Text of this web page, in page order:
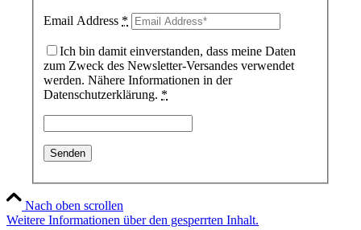
Email Address *
Ich bin damit einverstanden, dass meine Daten
zum Zweck des Newsletter-Versandes verwendet
werden. Nähere Informationen in der
Datenschutzerklärung. *
Nach oben scrollen
Weitere Informationen über den gesperrten Inhalt.